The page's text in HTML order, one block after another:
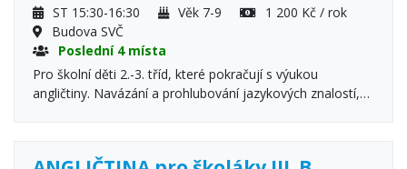
ST 15:30-16:30 Věk 7-9
1 200 Kč / rok
Budova SVČ
Poslední 4 místa
Pro školní děti 2.-3. tříd, které pokračují s výukou
angličtiny. Navázání a prohlubování jazykových znalostí,